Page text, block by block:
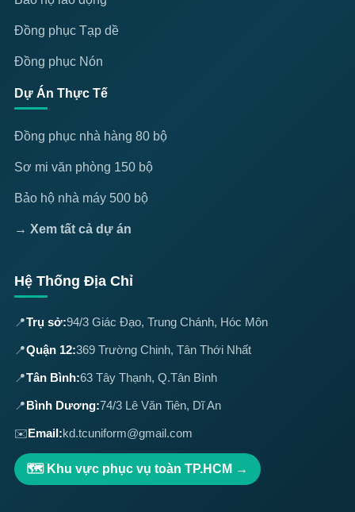
Đồng phục Tạp dề
Đồng phục Nón
Dự Án Thực Tế
Đồng phục nhà hàng 80 bộ
Sơ mi văn phòng 150 bộ
Bảo hộ nhà máy 500 bộ
→ Xem tất cả dự án
Hệ Thống Địa Chỉ
📍Trụ sở:94/3 Giác Đạo, Trung Chánh, Hóc Môn
📍Quận 12:369 Trường Chinh, Tân Thới Nhất
📍Tân Bình:63 Tây Thạnh, Q.Tân Bình
📍 Bình Dương:74/3 Lê Văn Tiên, Dĩ An
✉️ Email:kd.tcuniform@gmail.com
🗺️ Khu vực phục vụ toàn TP.HCM →